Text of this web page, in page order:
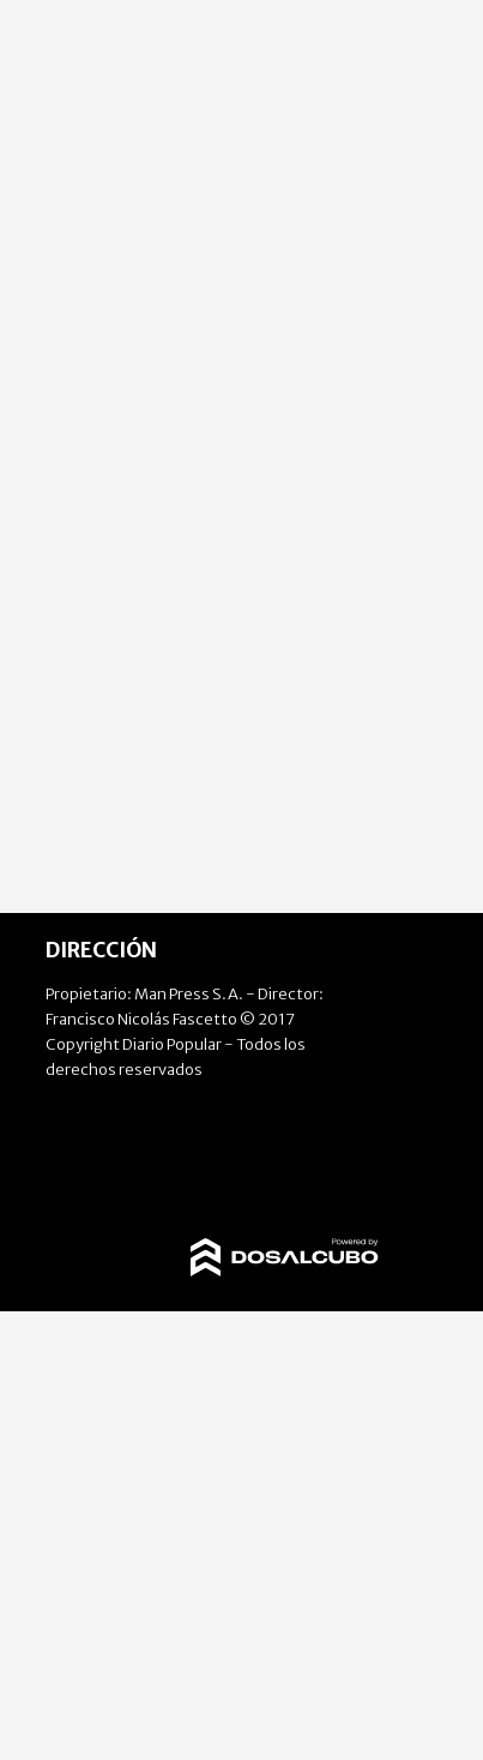
DIRECCIÓN
Propietario: Man Press S.A. - Director:
Francisco Nicolás Fascetto © 2017
Copyright Diario Popular - Todos los
derechos reservados